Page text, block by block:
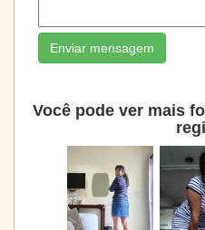
Enviar mensagem
Você pode ver mais